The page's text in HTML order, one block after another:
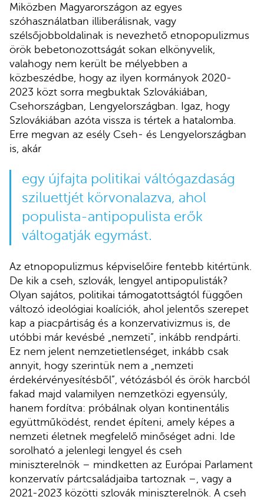
Miközben Magyarországon az egyes
szóhasználatban illiberálisnak, vagy
szélsőjobboldalinak is nevezhető etnopopulizmus
örök bebetonozottságát sokan elkönyvelik,
valahogy nem került be mélyebben a
közbeszédbe, hogy az ilyen kormányok 2020-
2023 közt sorra megbuktak Szlovákiában,
Csehországban, Lengyelországban. Igaz, hogy
Szlovákiában azóta vissza is tértek a hatalomba.
Erre megvan az esély Cseh- és Lengyelországban
is, akár
egy újfajta politikai váltógazdaság
sziluettjét körvonalazva, ahol
populista-antipopulista erők
váltogatják egymást.
Az etnopopulizmus képviselőire fentebb kitértünk.
De kik a cseh, szlovák, lengyel antipopulisták?
Olyan sajátos, politikai támogatottságtól függően
változó ideológiai koalíciók, ahol jelentős szerepet
kap a piacpártiság és a konzervativizmus is, de
utóbbi már kevésbé „nemzeti”, inkább rendpárti.
Ez nem jelent nemzetietlenséget, inkább csak
annyit, hogy szerintük nem a „nemzeti
érdekérvényesítésből”, vétózásból és örök harcból
fakad majd valamilyen nemzetközi egyensúly,
hanem fordítva: próbálnak olyan kontinentális
együttműködést, rendet építeni, amely képes a
nemzeti életnek megfelelő minőséget adni. Ide
sorolható a jelenlegi lengyel és cseh
miniszterelnök – mindketten az Európai Parlament
konzervatív pártcsaládjaiba tartoznak –, vagy a
2021-2023 közötti szlovák miniszterelnök. A cseh